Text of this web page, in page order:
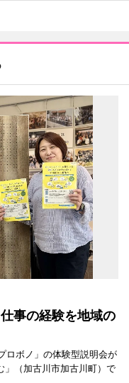
事の経験を地域の
ロボノ」の体験型説明会が
」（加古川市加古川町）で